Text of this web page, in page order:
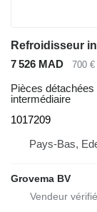
7 526 MAD 700 €
Pièces
intermédiaire
1017209
Pays-Bas,
Grovema BV